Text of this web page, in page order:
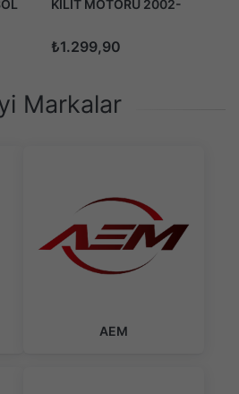
KİLİT MOTORU 2002-
₺1.299,90
Markalar
AEM